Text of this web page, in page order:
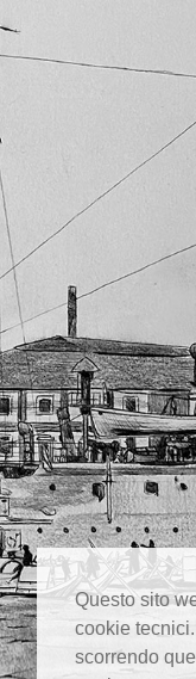
Questo sito
cookie
scorrendo